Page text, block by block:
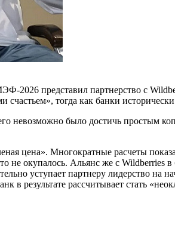
представил партнерство с
тогда как банки
невозможно было достичь простым
цена». Многократные расчеты
не окупалось. Альянс же с
уступает партнеру лидерство на
в результате рассчитывает стать